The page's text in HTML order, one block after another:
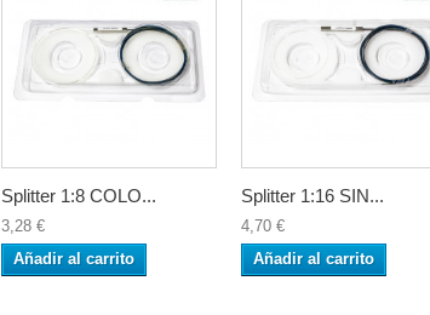
Splitter 1:8 COLO...
3,28 €
Añadir al carrito
Splitter 1:16 SIN...
4,70 €
Añadir al carrito